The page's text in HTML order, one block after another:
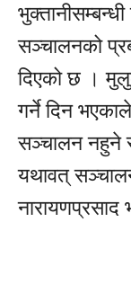
सञ्चालनको
दिएको छ ।
गर्ने दिन
सञ्चालन नहुने
यथावत्
नारायणप्रसाद